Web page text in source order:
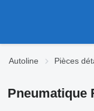
Autoline Pièces
Pneumatique